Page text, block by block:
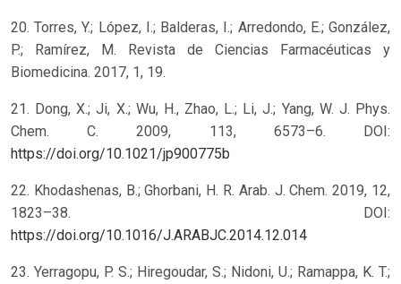
20. Torres, Y.; López, I.; Balderas, I.; Arredondo, E.; González,
P.; Ramírez, M. Revista de Ciencias Farmacéuticas y
Biomedicina. 2017, 1, 19.
21. Dong, X.; Ji, X.; Wu, H., Zhao, L.; Li, J.; Yang, W. J. Phys.
Chem. C. 2009, 113, 6573–6. DOI:
https://doi.org/10.1021/jp900775b
22. Khodashenas, B.; Ghorbani, H. R. Arab. J. Chem. 2019, 12,
1823–38. DOI:
https://doi.org/10.1016/J.ARABJC.2014.12.014
23. Yerragopu, P. S.; Hiregoudar, S.; Nidoni, U.; Ramappa, K. T.;